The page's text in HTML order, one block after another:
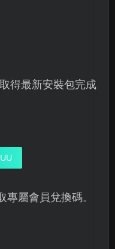
得最新安裝包完成
屬會員兌換碼。